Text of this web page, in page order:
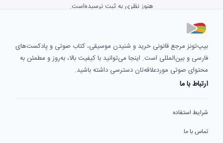
هنوز نظری به ثبت نرسیده‌است.
بیپ‌تونز مرجع قانونی خرید و شنیدن موسیقی، کتاب صوتی و پادکست‌های
فارسی و بین‌المللی است. اینجا می‌توانید با کیفیت بالا، به‌روز و مطمئن به
محتوای صوتی موردعلاقه‌تان دسترسی داشته باشید.
ارتباط با ما
شرایط استفاده
تماس با ما